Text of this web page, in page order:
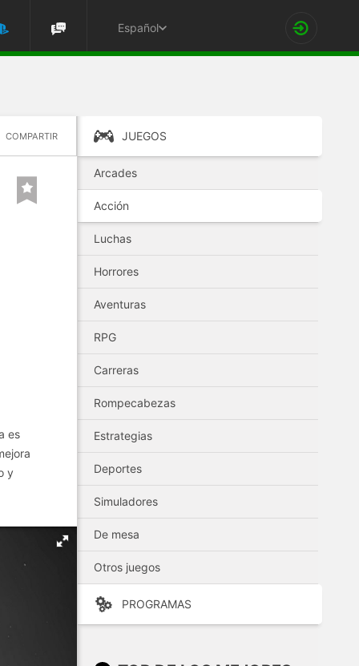
Español
COMPARTIR
es
y
JUEGOS
Arcades
Acción
Luchas
Horrores
Aventuras
RPG
Carreras
Rompecabezas
Estrategias
Deportes
Simuladores
De mesa
Otros juegos
PROGRAMAS